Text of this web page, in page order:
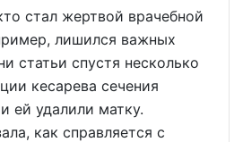
стал жертвой врачебной
лишился важных
статьи спустя несколько
кесарева сечения
ей удалили матку.
как справляется с